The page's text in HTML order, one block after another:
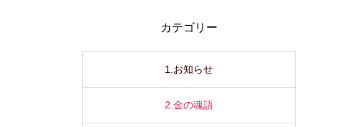
カテゴリー
1.お知らせ
2.金の魂語